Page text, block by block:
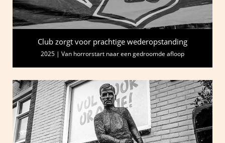
Club zorgt voor prachtige wederopstanding
2025 | Van horrorstart naar een gedroomde afloop